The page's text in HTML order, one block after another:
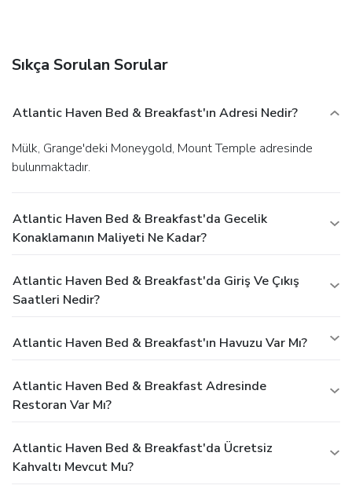
Sıkça Sorulan Sorular
Atlantic Haven Bed & Breakfast'ın Adresi Nedir?
Mülk, Grange'deki Moneygold, Mount Temple adresinde
bulunmaktadır.
Atlantic Haven Bed & Breakfast'da Gecelik
Konaklamanın Maliyeti Ne Kadar?
Atlantic Haven Bed & Breakfast'da Giriş Ve Çıkış
Saatleri Nedir?
Atlantic Haven Bed & Breakfast'ın Havuzu Var Mı?
Atlantic Haven Bed & Breakfast Adresinde
Restoran Var Mı?
Atlantic Haven Bed & Breakfast'da Ücretsiz
Kahvaltı Mevcut Mu?